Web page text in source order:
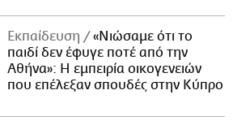
Εκπαίδευση
«Νιώσαμε ότι το
παιδί δεν έφυγε ποτέ από την
Αθήνα»: Η εμπειρία οικογενειών
που επέλεξαν σπουδές στην Κύπρο